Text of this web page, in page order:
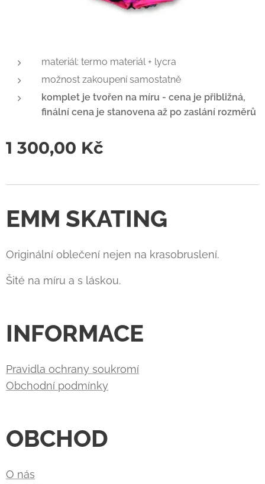
materiál: termo materiál + lycra
možnost zakoupení samostatně
komplet je tvořen na míru - cena je přibližná,
finální cena je stanovena až po zaslání rozměrů
1 300,00 Kč
EMM SKATING
Originální oblečení nejen na krasobruslení.
Šité na míru a s láskou.
INFORMACE
Pravidla ochrany soukromí
Obchodní podmínky
OBCHOD
O nás